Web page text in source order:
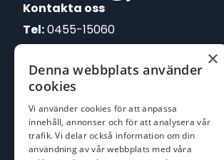
Kontakta oss
Tel:0455-15060
E-post:
johan@batofiske.se
kim@batofiske.se
Adress
Karlskrona Båt & Fiske AB
×
Denna webbplats använder
cookies
Vi använder cookies för att anpassa
innehåll, annonser och för att analysera vår
trafik. Vi delar också information om din
användning av vår webbplats med våra